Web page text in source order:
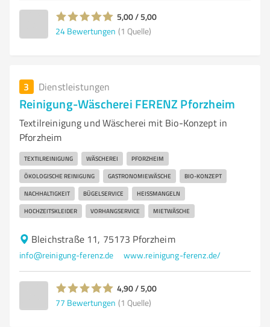
5,00 / 5,00
24 Bewertungen (1 Quelle)
3 Dienstleistungen
Reinigung-Wäscherei FERENZ Pforzheim
Textilreinigung und Wäscherei mit Bio-Konzept in
Pforzheim
TEXTILREINIGUNG WÄSCHEREI PFORZHEIM
ÖKOLOGISCHE REINIGUNG GASTRONOMIEWÄSCHE BIO-KONZEPT
NACHHALTIGKEIT BÜGELSERVICE HEISSMANGELN
HOCHZEITSKLEIDER VORHANGSERVICE MIETWÄSCHE
Bleichstraße 11, 75173 Pforzheim
info@reinigung-ferenz.de www.reinigung-ferenz.de/
4,90 / 5,00
77 Bewertungen (1 Quelle)